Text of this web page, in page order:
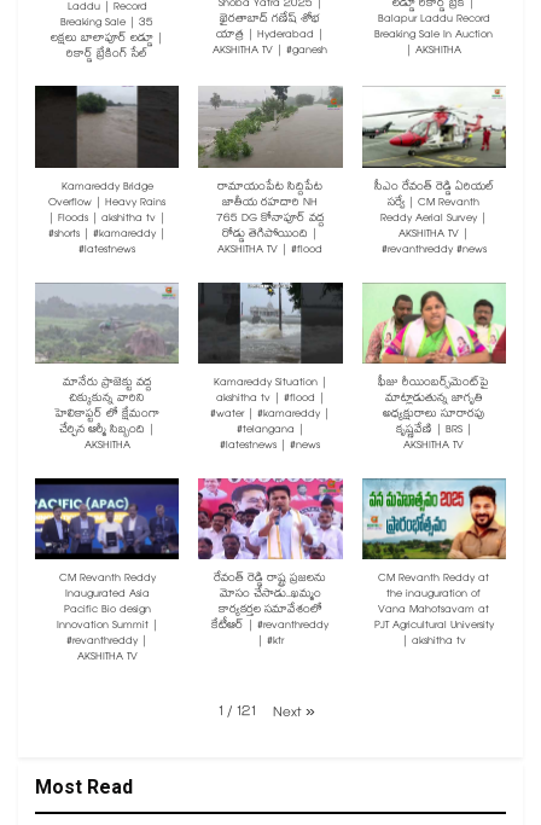
Laddu | Record
Breaking Sale | 35
లక్షలు బాలాపూర్ లడ్డూ |
రికార్డ్ బ్రేకింగ్ సేల్
Shoba Yatra 2025 |
ఖైరతాబాద్ గణేష్ శోభ
యాత్ర | Hyderabad |
AKSHITHA TV | #ganesh
లడ్డూ రికార్డ్ బ్రేక్ |
Balapur Laddu Record
Breaking Sale In Auction
| AKSHITHA
Kamareddy Bridge
Overflow | Heavy Rains
| Floods | akshitha tv |
#shorts | #kamareddy |
#latestnews
రామాయంపేట సిద్దిపేట
జాతీయ రహదారి NH
765 DG కోనాపూర్ వద్ద
రోడ్డు తెగిపోయింది |
AKSHITHA TV | #flood
సీఎం రేవంత్ రెడ్డి ఏరియల్
సర్వే | CM Revanth
Reddy Aerial Survey |
AKSHITHA TV |
#revanthreddy #news
మానేరు ప్రాజెక్టు వద్ద
చిక్కుకున్న వారిని
హెలికాప్టర్ లో క్షేమంగా
చేర్చిన ఆర్మీ సిబ్బంది |
AKSHITHA
Kamareddy Situation |
akshitha tv | #flood |
#water | #kamareddy |
#telangana |
#latestnews | #news
ఫీజు రీయింబర్స్‌మెంట్‌పై
మాట్లాడుతున్న జాగృతి
అధ్యక్షురాలు సూరారపు
కృష్ణవేణి | BRS |
AKSHITHA TV
CM Revanth Reddy
Inaugurated Asia
Pacific Bio design
Innovation Summit |
#revanthreddy |
AKSHITHA TV
రేవంత్ రెడ్డి రాష్ట్ర ప్రజలను
మోసం చేసాడు..ఖమ్మం
కార్యకర్తల సమావేశంలో
కేటీఆర్ | #revanthreddy
| #ktr
CM Revanth Reddy at
the inauguration of
Vana Mahotsavam at
PJT Agricultural University
| akshitha tv
1 /121 Next»
Most Read